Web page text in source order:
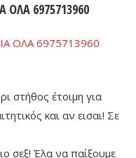
6975713960
στήθος έτοιμη για
και αν εισαι! Σε
σεξ! Έλα να παίξουμε